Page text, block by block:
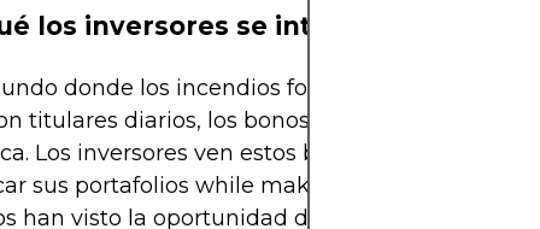
los inversores se interesan?
donde los incendios forestales y las
titulares diarios, los bonos verdes reciben más
Los inversores ven estos bonos como una
sus portafolios while making a difference.
han visto la oportunidad de ser héroes